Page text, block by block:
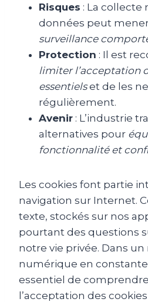
Risques : La collecte
données peut
surveillance
Protection : Il est
limiter l’acceptation
essentielset de les
régulièrement.
Avenir : L’industrie
alternatives pour
fonctionnalité et
Les cookies font partie
navigation sur Internet.
texte, stockés sur nos
pourtant des questions
notre vie privée. Dans
numérique en
essentiel de
l’acceptation des